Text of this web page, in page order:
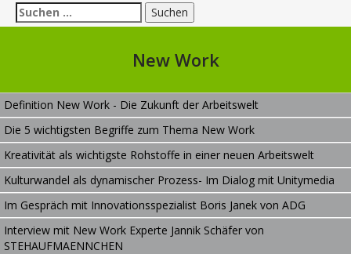
Suchen
nach:
New Work
Definition New Work - Die Zukunft der Arbeitswelt
Die 5 wichtigsten Begriffe zum Thema New Work
Kreativität als wichtigste Rohstoffe in einer neuen Arbeitswelt
Kulturwandel als dynamischer Prozess- Im Dialog mit Unitymedia
Im Gespräch mit Innovationsspezialist Boris Janek von ADG
Interview mit New Work Experte Jannik Schäfer von
STEHAUFMAENNCHEN